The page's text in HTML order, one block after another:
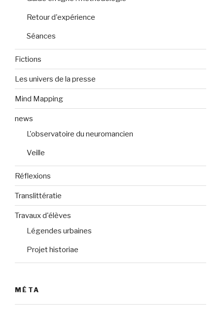
Retour d'expérience
Séances
Fictions
Les univers de la presse
Mind Mapping
news
L'observatoire du neuromancien
Veille
Réflexions
Translittératie
Travaux d'élèves
Légendes urbaines
Projet historiae
MÉTA